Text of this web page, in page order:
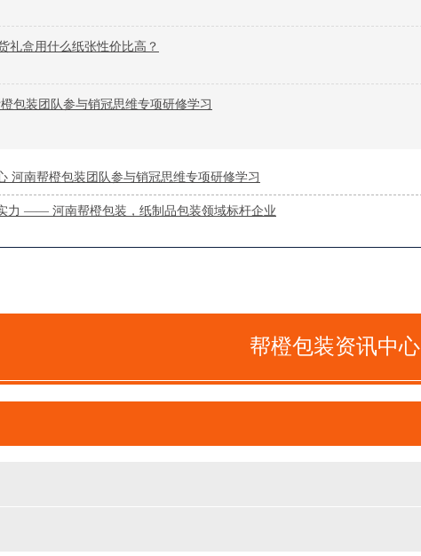
礼盒用什么纸张性价比高？
包装团队参与销冠思维专项研修学习
河南帮橙包装团队参与销冠思维专项研修学习
力 —— 河南帮橙包装，纸制品包装领域标杆企业
帮橙包装资讯中心